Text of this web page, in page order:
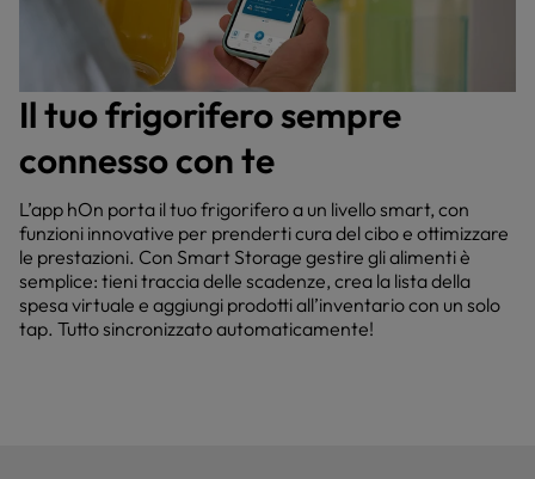
Il tuo frigorifero sempre
connesso con te
L’app hOn porta il tuo frigorifero a un livello smart, con
funzioni innovative per prenderti cura del cibo e ottimizzare
le prestazioni. Con Smart Storage gestire gli alimenti è
semplice: tieni traccia delle scadenze, crea la lista della
spesa virtuale e aggiungi prodotti all’inventario con un solo
tap. Tutto sincronizzato automaticamente!